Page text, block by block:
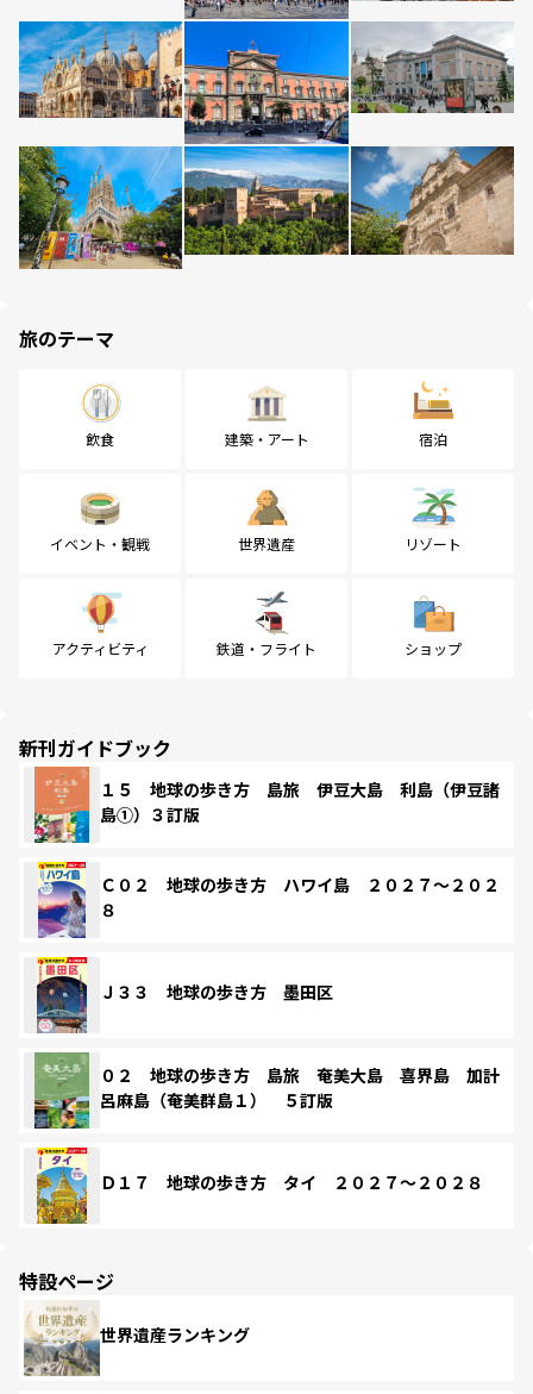
旅のテーマ
飲食 建築・アート 宿泊
イベント・観戦 世界遺産 リゾート
アクティビティ 鉄道・フライト ショップ
新刊ガイドブック
１５ 地球の歩き方 島旅 伊豆大島 利島（伊豆諸
島①）３訂版
Ｃ０２ 地球の歩き方 ハワイ島 ２０２７～２０２
８
Ｊ３３ 地球の歩き方 墨田区
０２ 地球の歩き方 島旅 奄美大島 喜界島 加計
呂麻島（奄美群島１） ５訂版
Ｄ１７ 地球の歩き方 タイ ２０２７～２０２８
特設ページ
世界遺産ランキング